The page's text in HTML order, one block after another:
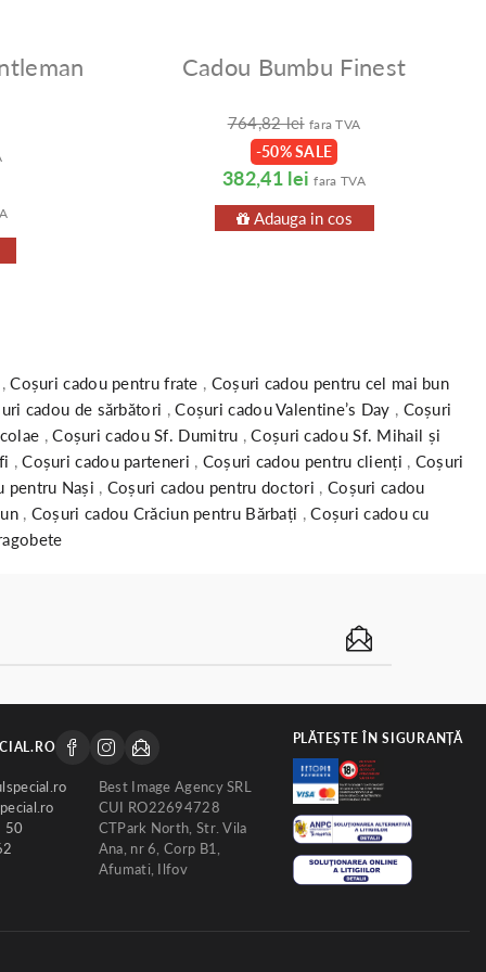
Cadou Bumbu Finest
764,82 lei fara TVA
-50% SALE
382,41 lei fara TVA
Adauga in cos
,Coșuri cadou pentru frate , Coșuri cadou pentru cel mai bun
cadou de sărbători ,Coșuri cadou Valentine’s Day , Coșuri
,Coșuri cadou Sf. Dumitru ,Coșuri cadou Sf. Mihail și
,Coșuri cadou parteneri , Coșuri cadou pentru clienți , Coșuri
pentru Nași , Coșuri cadou pentru doctori , Coșuri cadou
, Coșuri cadou Crăciun pentru Bărbați ,Coșuri cadou cu
50
Best Image Agency SRL
CUI RO22694728
CTPark North, Str. Vila
Ana, nr 6, Corp B1,
Afumati, Ilfov
PLĂTEȘTE ÎN SIGURANȚĂ